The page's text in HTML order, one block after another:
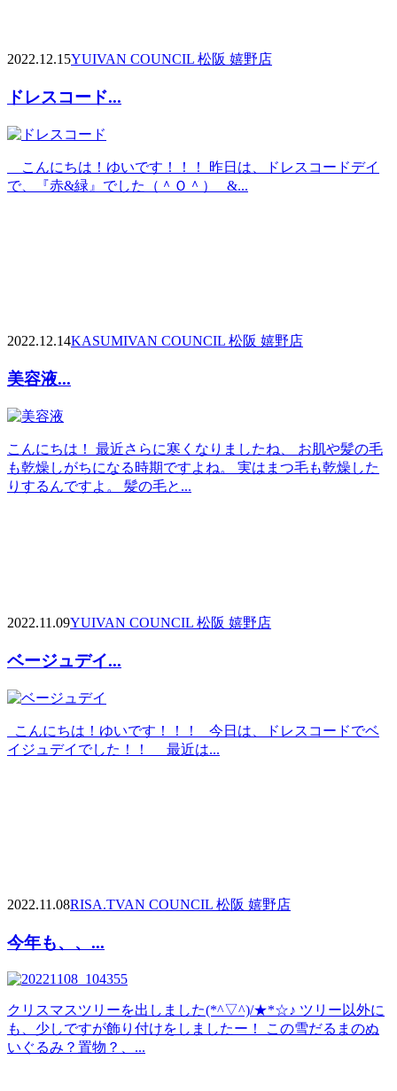
2022.12.15YUIVAN COUNCIL 松阪 嬉野店
ドレスコード...
こんにちは！ゆいです！！！ 昨日は、ドレスコードデイ
で、『赤&緑』でした（＾Ｏ＾） &...
2022.12.14KASUMIVAN COUNCIL 松阪 嬉野店
美容液...
こんにちは！ 最近さらに寒くなりましたね、 お肌や髪の毛
も乾燥しがちになる時期ですよね。 実はまつ毛も乾燥した
りするんですよ。 髪の毛と...
2022.11.09YUIVAN COUNCIL 松阪 嬉野店
ベージュデイ...
こんにちは！ゆいです！！！ 今日は、ドレスコードでベ
イジュデイでした！！ 最近は...
2022.11.08RISA.TVAN COUNCIL 松阪 嬉野店
今年も、、...
クリスマスツリーを出しました(*^▽^)/★*☆♪ ツリー以外に
も、少しですが飾り付けをしましたー！ この雪だるまのぬ
いぐるみ？置物？、...